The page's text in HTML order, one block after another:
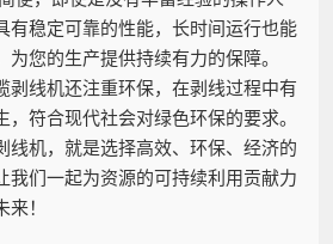
有稳定可靠的性能，长时间运行也能
您的生产提供持续有力的保障。
剥线机还注重环保，在剥线过程中有
符合现代社会对绿色环保的要求。
线机，就是选择高效、环保、经济的
我们一起为资源的可持续利用贡献力
！